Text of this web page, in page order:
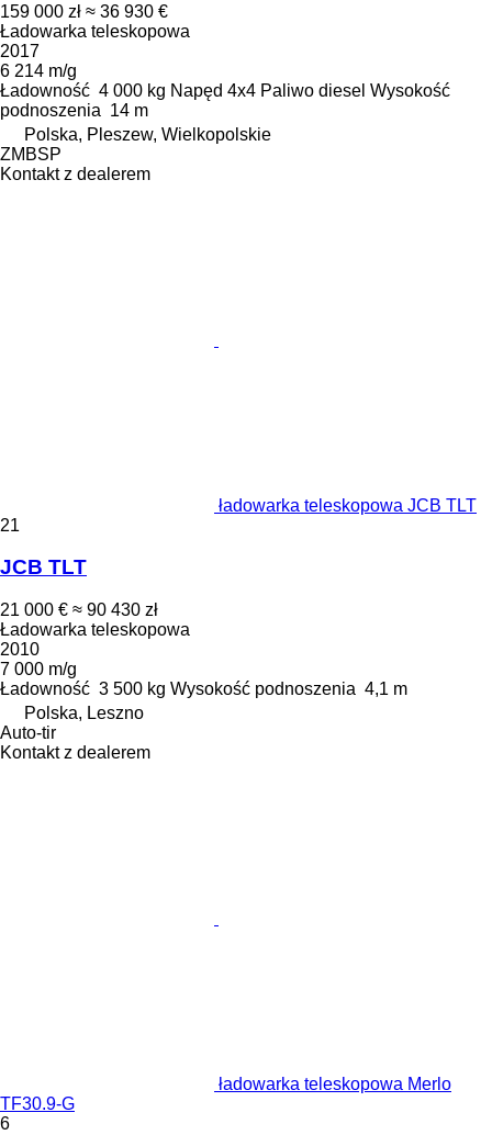
159 000 zł ≈ 36 930 €
Ładowarka teleskopowa
2017
6 214 m/g
Ładowność 4 000 kg Napęd 4x4 Paliwo diesel Wysokość
podnoszenia 14 m
Polska, Pleszew, Wielkopolskie
ZMBSP
Kontakt z dealerem
ładowarka teleskopowa JCB TLT
21
JCB TLT
21 000 € ≈ 90 430 zł
Ładowarka teleskopowa
2010
7 000 m/g
Ładowność 3 500 kg Wysokość podnoszenia 4,1 m
Polska, Leszno
Auto-tir
Kontakt z dealerem
ładowarka teleskopowa Merlo
TF30.9-G
6